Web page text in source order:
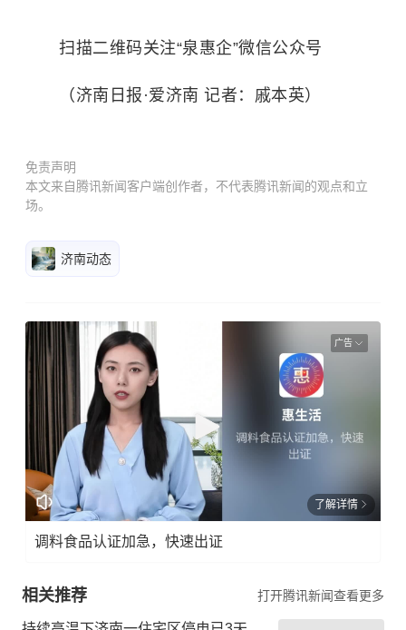
扫描二维码关注“泉惠企”微信公众号
（济南日报·爱济南 记者：戚本英）
免责声明
本文来自腾讯新闻客户端创作者，不代表腾讯新闻的观点和立
场。
济南动态
广告
了解详情
调料食品认证加急，快速出证
相关推荐 打开腾讯新闻查看更多